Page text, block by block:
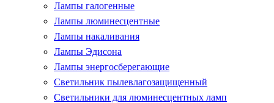
Лампы галогенные
Лампы люминесцентные
Лампы накаливания
Лампы Эдисона
Лампы энергосберегающие
Светильник пылевлагозащищенный
Светильники для люминесцентных ламп